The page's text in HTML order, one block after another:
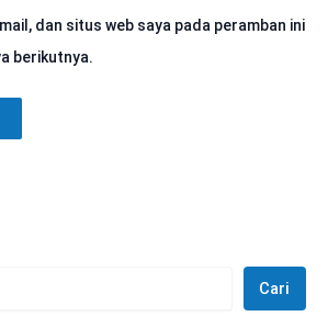
dan situs web saya pada peramban ini
berikutnya.
Cari